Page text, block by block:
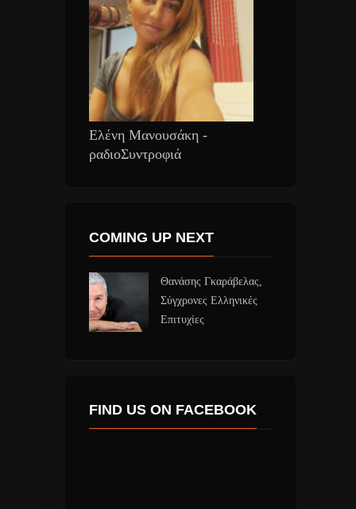
Ελένη Μανουσάκη -
ραδιοΣυντροφιά
COMING UP NEXT
Θανάσης Γκαράβελας,
Σύγχρονες Ελληνικές
Επιτυχίες
FIND US ON FACEBOOK